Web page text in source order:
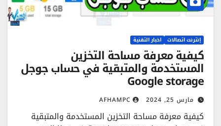
إنترنت اتصالات اخبار التقنية
كيفية معرفة مساحة التخزين
المستخدمة والمتبقية في حساب جوجل
Google storage
مارس 25, 2024 AFHAMPC
كيفية معرفة مساحة التخزين المستخدمة والمتبقية